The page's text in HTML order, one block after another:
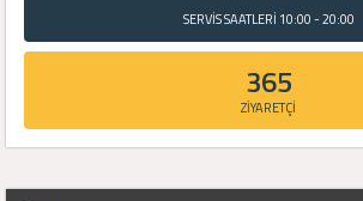
SERVİS SAATLERİ 10:00 - 20:00
365
ZİYARETÇİ